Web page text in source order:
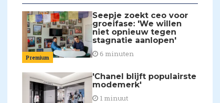
Premium
Seepje zoekt ceo voor
groeifase: 'We willen
niet opnieuw tegen
stagnatie aanlopen'
6 minuten
'Chanel blijft populairste
modemerk'
1 minuut